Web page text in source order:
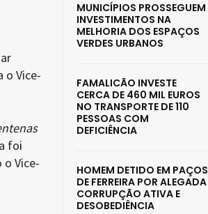
o Vice-
foi
Vice-
MUNICÍPIOS PROSSEGUEM
INVESTIMENTOS NA
MELHORIA DOS ESPAÇOS
VERDES URBANOS
FAMALICÃO INVESTE
CERCA DE 460 MIL EUROS
NO TRANSPORTE DE 110
PESSOAS COM
DEFICIÊNCIA
HOMEM DETIDO EM PAÇOS
DE FERREIRA POR ALEGADA
CORRUPÇÃO ATIVA E
DESOBEDIÊNCIA